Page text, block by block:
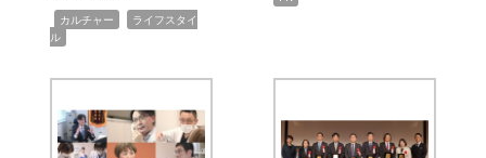
カルチャー
ライフスタイ
ル